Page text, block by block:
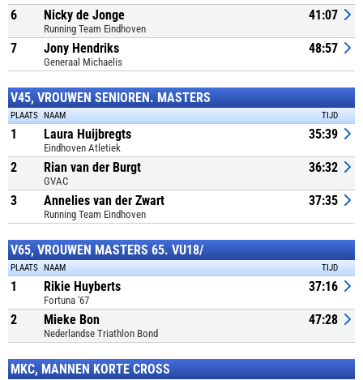
6 Nicky de Jonge
Running Team Eindhoven
41:07
7 Jony Hendriks
Generaal Michaelis
48:57
V45, VROUWEN SENIOREN. MASTERS
PLAATS NAAM TIJD
1 Laura Huijbregts
Eindhoven Atletiek
35:39
2 Rian van der Burgt
GVAC
36:32
3 Annelies van der Zwart
Running Team Eindhoven
37:35
V65, VROUWEN MASTERS 65. VU18/
PLAATS NAAM TIJD
1 Rikie Huyberts
Fortuna '67
37:16
2 Mieke Bon
Nederlandse Triathlon Bond
47:28
MKC, MANNEN KORTE CROSS